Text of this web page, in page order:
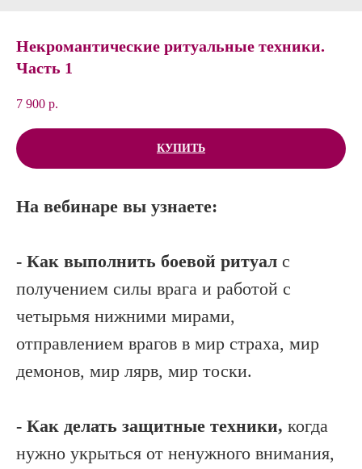
Некромантические ритуальные техники.
Часть 1
7 900 р.
КУПИТЬ
На вебинаре вы узнаете:
- Как выполнить боевой ритуал с
получением силы врага и работой с
четырьмя нижними мирами,
отправлением врагов в мир страха, мир
демонов, мир лярв, мир тоски.
- Как делать защитные техники, когда
нужно укрыться от ненужного внимания,